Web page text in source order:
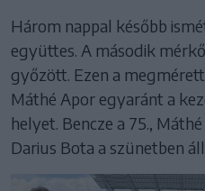
Három nappal később
együttes. A második
győzött. Ezen a
Máthé Apor egyaránt a
helyet. Bencze a 75.,
Darius Bota a szünetben